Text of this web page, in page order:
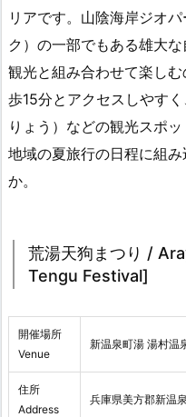
リアです。山陰海岸ジオ
ク）の一部でもある雄大
観光と組み合わせて楽し
歩15分とアクセスしやす
りょう）などの観光スポ
地域の夏旅行の日程に組
か。
荒湯天狗まつり /
Tengu Festival]
開催場所
Venue
新温泉町湯 湯村温
住所
Address
兵庫県美方郡新温